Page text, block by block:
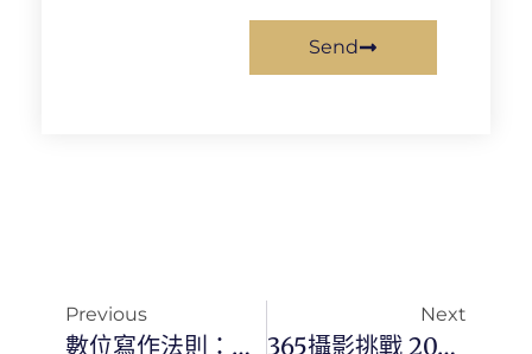
Send
Previous
數位寫作法則：如何將工具選型寫成精彩文章
Next
365攝影挑戰 20260616(二)166/365 Day3820